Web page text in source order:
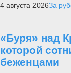
4 августа 2026За
«Буря» над
которой
беженцами